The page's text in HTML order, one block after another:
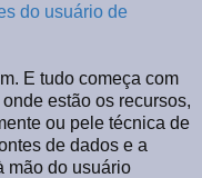
do usuário de
E tudo começa com
estão os recursos,
ou pele técnica de
de dados e a
mão do usuário